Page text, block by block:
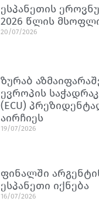
ესპანეთის
2026 წლის
20/07/2026
ზურაბ
ევროპის
(ECU)
აირჩიეს
19/07/2026
ფინალში
ესპანეთი იქნება
16/07/2026